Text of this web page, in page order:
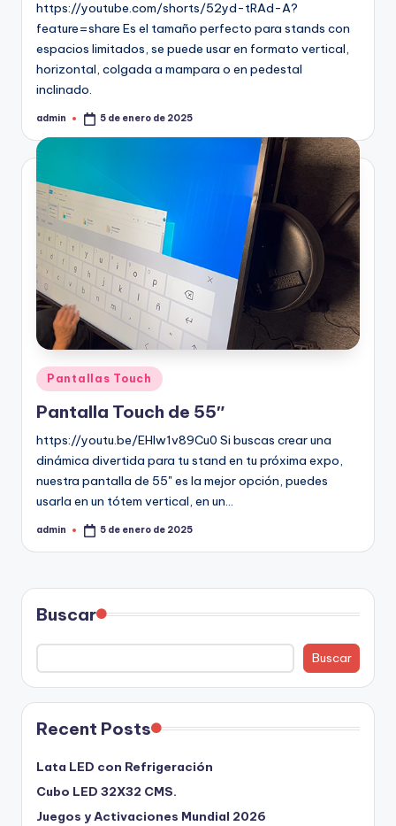
https://youtube.com/shorts/52yd-tRAd-A?
feature=share Es el tamaño perfecto para stands con
espacios limitados, se puede usar en formato vertical,
horizontal, colgada a mampara o en pedestal
inclinado.
admin 5 de enero de 2025
Pantallas Touch
Pantalla Touch de 55″
https://youtu.be/EHIw1v89Cu0 Si buscas crear una
dinámica divertida para tu stand en tu próxima expo,
nuestra pantalla de 55" es la mejor opción, puedes
usarla en un tótem vertical, en un…
admin 5 de enero de 2025
Buscar
Buscar
Recent Posts
Lata LED con Refrigeración
Cubo LED 32X32 CMS.
Juegos y Activaciones Mundial 2026